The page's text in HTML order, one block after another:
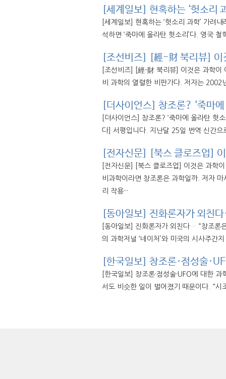
[세계일보] 현혹하는 ‘헛소리
[세계일보] 현혹하는 ‘헛소리 과학’ 가려
석하면 ‘죽마에 올라탄 헛소리’다. 영국 철
[조선비즈] [經-財 북리뷰] 이
[조선비즈] [經-財 북리뷰] 이것은 과학이
비 과학의 열렬한 비판가다. 저자는 2002
[더사이언스] 창조론? ‘죽마
[더사이언스] 창조론? ‘죽마에 올라탄
다] 서평입니다. 지난달 25일 번역 신간으
[전자신문] [북스 클로즈업]
[전자신문] [북스 클로즈업] 이것은 과학
비과학이라면 창조론은 과학일까. 저자
리 작용···
[동아일보] 진화론자가 외친
[동아일보] 진화론자가 외친다… “창조론
의 과학저널 ‘네이처’와 미국의 시사주간지
[한국일보] 창조론·점성술
[한국일보] 창조론·점성술·UFO에 대한
서도 비슷한 일이 벌어졌기 때문이다. "시